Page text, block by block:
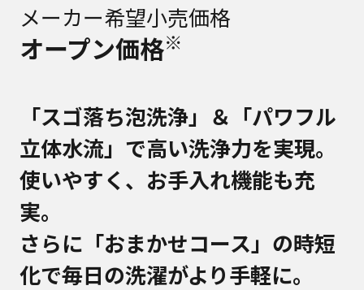
メーカー希望小売価格
オープン価格※
「スゴ落ち泡洗浄」＆「パワフル
立体水流」で高い洗浄力を実現。
使いやすく、お手入れ機能も充
実。
さらに「おまかせコース」の時短
化で毎日の洗濯がより手軽に。